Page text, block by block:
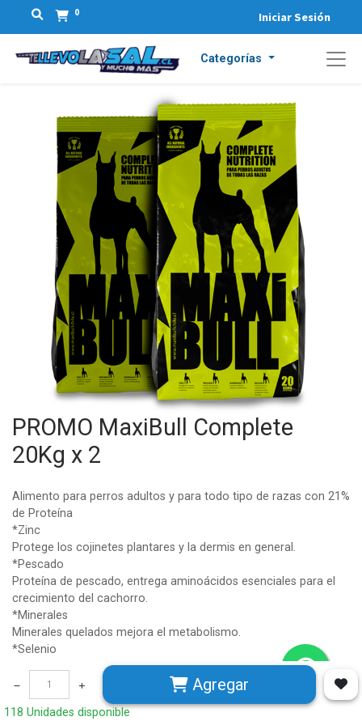
0 Iniciar Sesión
Categorías
PROMO MaxiBull Complete
20Kg x 2
Alimento para perros adultos y para todo tipo de razas con 21%
de Proteína
*Zinc
Protege los cojinetes plantares y la dermis en general.
*Pescado
Proteína de pescado, entrega aminoácidos esenciales para el
crecimiento del cachorro.
*Minerales
Minerales quelados mejora el metabolismo.
*Selenio
Importante en la membrana celular, protegiendo la fibra
muscular.
Agregar
118 Unidades disponible